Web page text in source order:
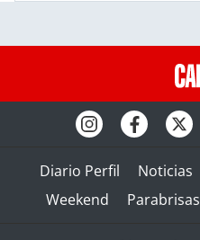
Diario Perfil Noticias
Weekend
Parabrisas